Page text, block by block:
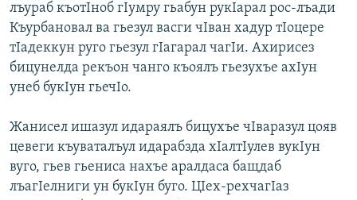
лъураб къотIноб гIумру гьабун рукIарал рос-лъади
Къурбановал ва гьезул васги чIван хадур тIоцере
тIадеккун руго гьезул гIагарал чагIи. Ахирисез
бицунелда рекъон чанго къоялъ гьезухъе ахIун
унеб букIун гьечIо.
Жанисел ишазул идараялъ бицухъе чIваразул цояв
цевеги къуваталъул идарабзда хIалтIулев вукIун
вуго, гьев гьениса нахъе аралдаса бащдаб
лъагIелниги ун букIун буго. ЦIех-рехчагIаз